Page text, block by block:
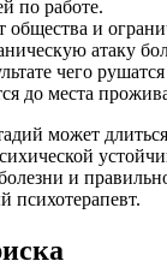
по работе.
общества и
атаку
чего
до места
может
и
психотерапевт.